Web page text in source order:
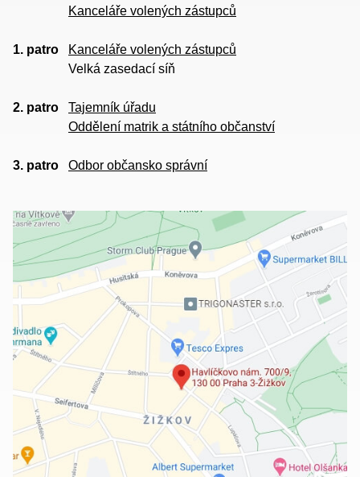
Kanceláře volených zástupců
1. patro
Kanceláře volených zástupců
Velká zasedací síň
2. patro
Tajemník úřadu
Oddělení matrik a státního občanství
3. patro Odbor občansko správní